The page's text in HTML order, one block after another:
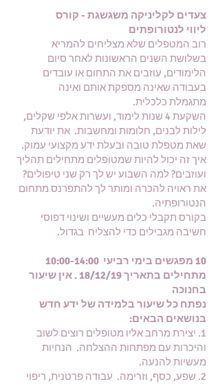
צעדים לקליניקה משגשגת - קורס
ליווי לנטורופתים
רוב המטפלים שלא מצליחים להמריא
בשלושת השנים הראשונות לאחר סיום
הלימודים, עוזבים את התחום או עובדים
בעבודה שאינה מספקת אותם ואינה
מתגמלת כלכלית.
השקעת 4 שנות לימוד, ועשרות אלפי שקלים,
לילות לבנים, חלומות ומחשבות. את יודעת
שאת מטפלת טובה ובעלת ידע מקצועי עמוק.
איך זה יכול להיות שמטופלים מתחילים תהליך
ועוזבים? למה השבוע יש לך רק שני טיפולים?
את ראויה להכרה ומותר לך להתפרנס מתחום
הנטורופתיה.
בקורס תקבלי כלים מעשיים ושינוי דפוסי
חשיבה מגבילים כדי להצליח בגדול.
10 מפגשים בימי רביעי 10:00-14:00
מתחילים בתאריך 18/12/19 . אין שיעור
בחנוכה
נפתח כל שיעור בלמידה של ידע חדש
בנושאים הבאים:
1. יצירת מרחב אליו מטופלים רוצים לשוב
והיכרות עם מפתחות ההצלחה. הנחיות
מעשיות להנעה.
2. שפע, כסף, וזרימה
. עבודה פרטנית, ריפוי